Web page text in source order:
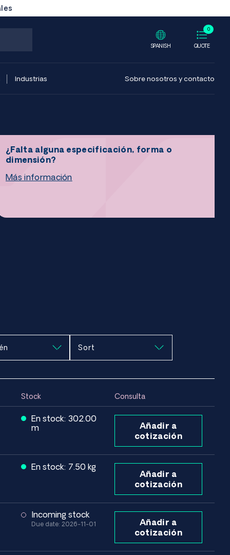
0
QUOTE
SPANISH
Industrias Sobre nosotros y contacto
¿Falta alguna especificación, forma o
dimensión?
Más información
Stock Consulta
En stock: 302.00
m
Añadir a
cotización
En stock: 7.50 kg
Añadir a
cotización
Incoming stock
Due date: 2026-11-01
Añadir a
cotización